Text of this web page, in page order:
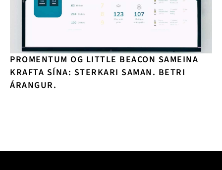
PROMENTUM OG LITTLE BEACON SAMEINA
KRAFTA SÍNA: STERKARI SAMAN. BETRI
ÁRANGUR.